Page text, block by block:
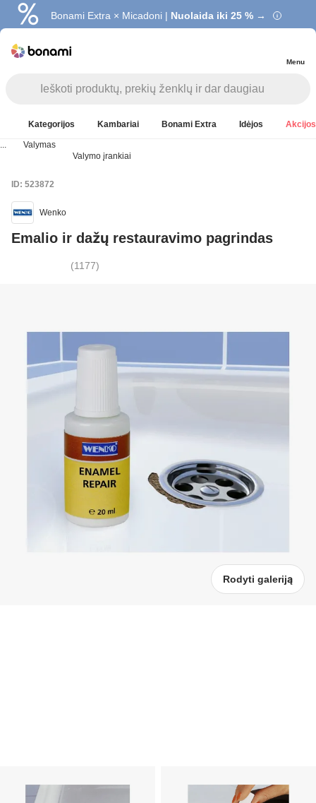
Bonami Extra × Micadoni | Nuolaida iki 25 % →
Menu
Kategorijos Kambariai Bonami Extra Idėjos
...
Valymas
Valymo įrankiai
Rodyti galeriją
ID: 523872
Wenko
Emalio ir dažų restauravimo pagrindas ​
(1177)